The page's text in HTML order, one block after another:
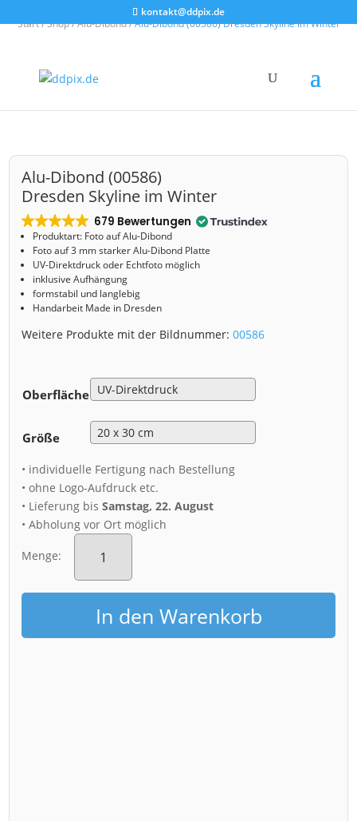
kontakt@ddpix.de
Start/Shop/Alu-Dibond/ Alu-Dibond (00586) Dresden Skyline im Winter
Alu-Dibond (00586)
Dresden Skyline im Winter
679 Bewertungen
Produktart: Foto auf Alu-Dibond
Foto auf 3 mm starker Alu-Dibond Platte
UV-Direktdruck oder Echtfoto möglich
inklusive Aufhängung
formstabil und langlebig
Handarbeit Made in Dresden
Weitere Produkte mit der Bildnummer:00586
Oberfläche
Größe
• individuelle Fertigung nach Bestellung
• ohne Logo-Aufdruck etc.
• Lieferung bisSamstag, 22. August
• Abholung vor Ort möglich
Menge:
Alu-
Dibond
Dresden
Skyline
Winter
Menge
In den Warenkorb